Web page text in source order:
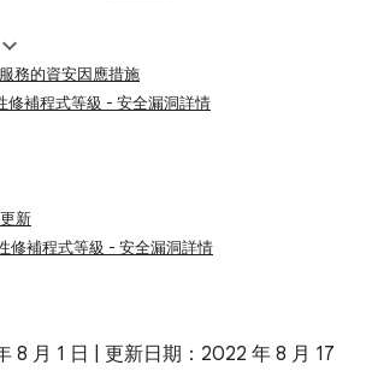
務的資安因應措施
補程式等級 - 安全漏洞詳情
新
補程式等級 - 安全漏洞詳情
8 月 1 日 | 更新日期：2022 年 8 月 17